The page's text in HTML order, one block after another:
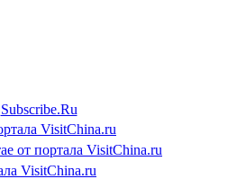
Subscribe.Ru
VisitChina.ru
от портала VisitChina.ru
VisitChina.ru